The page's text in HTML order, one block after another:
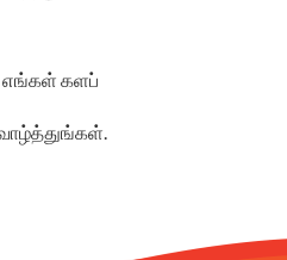
எங்கள் களப்